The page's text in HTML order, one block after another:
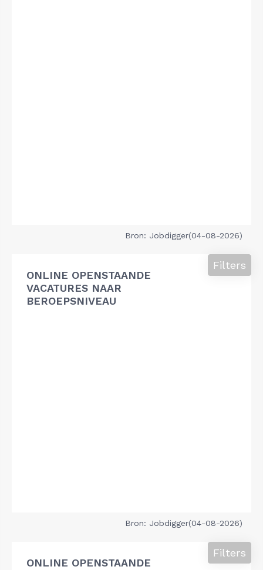
Bron: Jobdigger(04-08-2026)
ONLINE OPENSTAANDE
VACATURES NAAR
BEROEPSNIVEAU
Filters
Bron: Jobdigger(04-08-2026)
ONLINE OPENSTAANDE
Filters